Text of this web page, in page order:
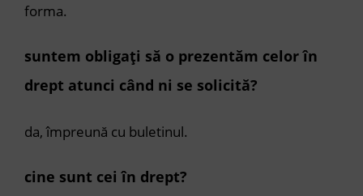
forma.
suntem obligați să o prezentăm celor în
drept atunci când ni se solicită?
da, împreună cu buletinul.
cine sunt cei în drept?